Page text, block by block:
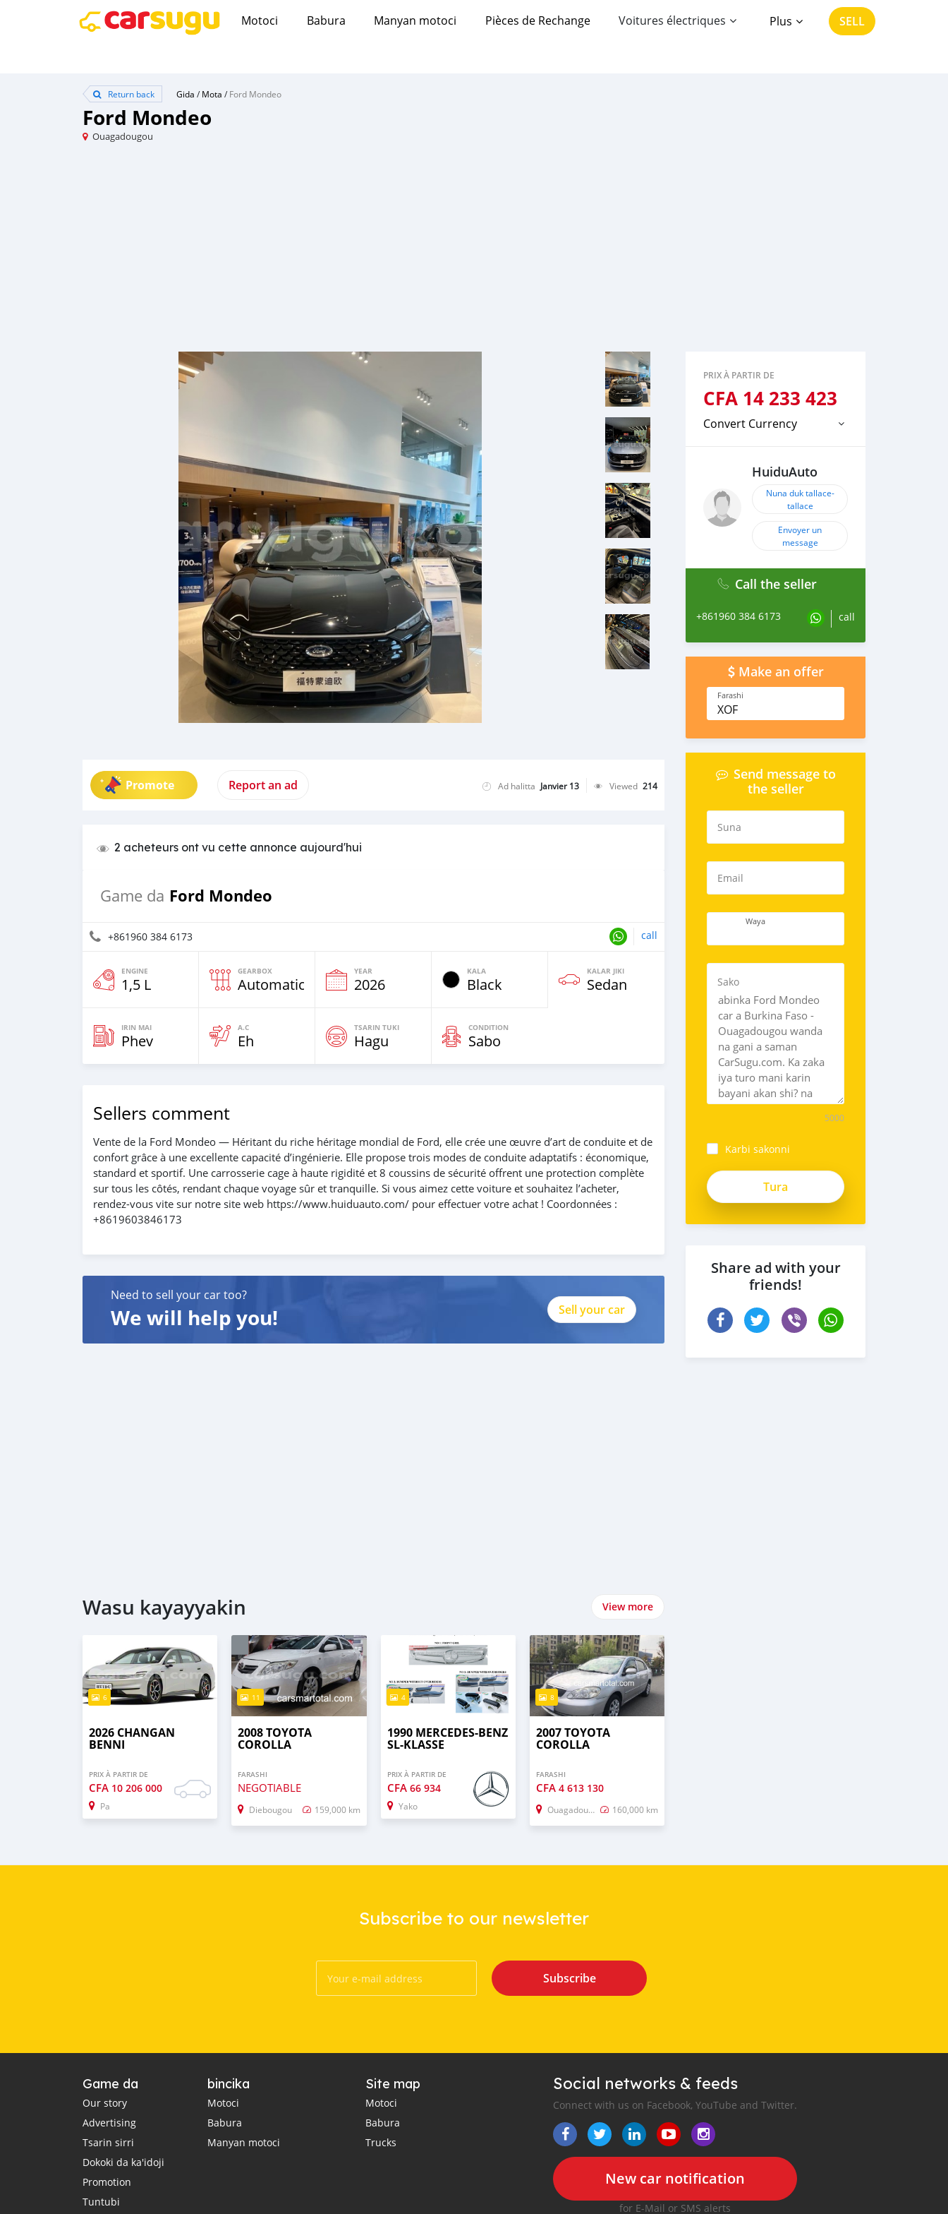
Motoci Babura Manyan motoci Pièces de Rechange Voitures électriques Plus SELL
Return back Gida /Mota /Ford Mondeo
Ford Mondeo
Ouagadougou
Promote Report an ad Ad halitta Janvier 13 Viewed 214
2 acheteurs ont vu cette annonce aujourd'hui
Game da Ford Mondeo
+861960 384 6173 call
ENGINE
1,5 L
GEARBOX
Automatic
YEAR
2026
KALA
Black
KALAR JIKI
Sedan
IRIN MAI
Phev
A.C
Eh
TSARIN TUKI
Hagu
CONDITION
Sabo
Sellers comment
Vente de la Ford Mondeo — Héritant du riche héritage mondial de Ford, elle crée une œuvre d’art de conduite et de
confort grâce à une excellente capacité d’ingénierie. Elle propose trois modes de conduite adaptatifs : économique,
standard et sportif. Une carrosserie cage à haute rigidité et 8 coussins de sécurité offrent une protection complète
sur tous les côtés, rendant chaque voyage sûr et tranquille. Si vous aimez cette voiture et souhaitez l’acheter,
rendez-vous vite sur notre site web https://www.huiduauto.com/ pour effectuer votre achat ! Coordonnées :
+8619603846173
Need to sell your car too?
We will help you! Sell your car
Wasu kayayyakin View more
6
2026 CHANGAN
BENNI
PRIX À PARTIR DE
CFA 10 206 000
Pa
11
2008 TOYOTA
COROLLA
FARASHI
NEGOTIABLE
Diebougou 159,000 km
4
1990 MERCEDES-BENZ
SL-KLASSE
PRIX À PARTIR DE
CFA 66 934
Yako
8
2007 TOYOTA
COROLLA
FARASHI
CFA 4 613 130
Ouagadougou 160,000 km
PRIX À PARTIR DE
CFA 14 233 423
Convert Currency
HuiduAuto
Nuna duk tallace-
tallace
Envoyer un
message
Call the seller
+861960 384 6173 call
Make an offer
Farashi
XOF
Send message to
the seller
Suna
Email
Waya
Sako
5000
Karbi sakonni
Share ad with your
friends!
Subscribe to our newsletter
Subscribe
Game da
Our story
Advertising
Tsarin sirri
Dokoki da ka'idoji
Promotion
Tuntubi
bincika
Motoci
Babura
Manyan motoci
Site map
Motoci
Babura
Trucks
Social networks & feeds
Connect with us on Facebook, YouTube and Twitter.
New car notification
for E-Mail or SMS alerts